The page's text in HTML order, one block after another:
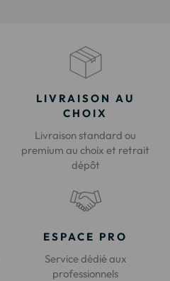
LIVRAISON AU
CHOIX
Livraison standard ou
premium au choix et retrait
dépôt
ESPACE PRO
Service dédié aux
professionnels